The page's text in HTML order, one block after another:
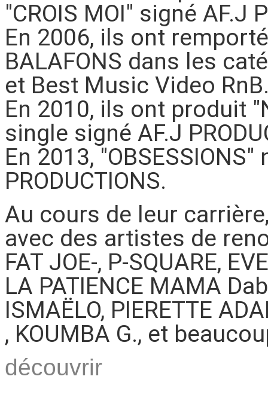
"CROIS MOI" signé AF.J
En 2006, ils ont
BALAFONS dans les
et Best Music Video
En 2010, ils ont produit
single signé AF.J
En 2013,
PRODUCTIONS.
Au cours de leur
avec des artistes de
FAT JOE-, P-SQUARE,
LA PATIENCE MAMA
ISMAËLO, PIERETTE
, KOUMBA G., et
découvrir